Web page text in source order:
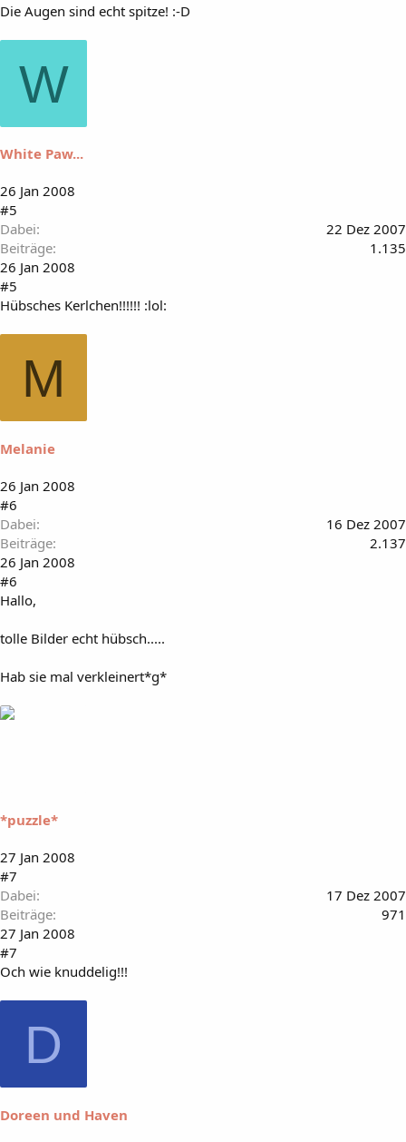
Die Augen sind echt spitze! :-D
W
White Paw...
26 Jan 2008
#5
Dabei
22 Dez 2007
Beiträge
1.135
26 Jan 2008
#5
Hübsches Kerlchen!!!!!! :lol:
M
Melanie
26 Jan 2008
#6
Dabei
16 Dez 2007
Beiträge
2.137
26 Jan 2008
#6
Hallo,
tolle Bilder echt hübsch.....
Hab sie mal verkleinert*g*
*puzzle*
27 Jan 2008
#7
Dabei
17 Dez 2007
Beiträge
971
27 Jan 2008
#7
Och wie knuddelig!!!
D
Doreen und Haven